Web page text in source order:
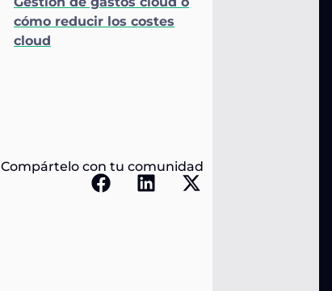
cómo reducir los costes
cloud
Compártelo con tu comunidad